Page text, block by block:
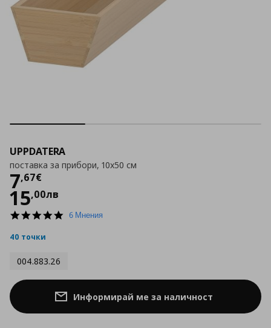
UPPDATERA
поставка за прибори, 10x50 см
7,67€
Цена
15,00лв
4.8
6 Мнения
40 точки
004.883.26
Информирай ме за наличност